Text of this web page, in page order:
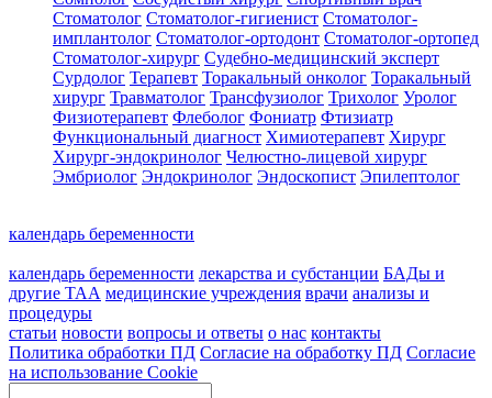
Стоматолог Стоматолог-гигиенист Стоматолог-
имплантолог Стоматолог-ортодонт Стоматолог-ортопед
Стоматолог-хирург Судебно-медицинский эксперт
Сурдолог Терапевт Торакальный онколог Торакальный
хирург Травматолог Трансфузиолог Трихолог Уролог
Физиотерапевт Флеболог Фониатр Фтизиатр
Функциональный диагност Химиотерапевт Хирург
Хирург-эндокринолог Челюстно-лицевой хирург
Эмбриолог Эндокринолог Эндоскопист Эпилептолог
календарь беременности
календарь беременности лекарства и субстанции БАДы и
другие ТАА медицинские учреждения врачи анализы и
процедуры
статьи новости вопросы и ответы о нас контакты
Политика обработки ПД Согласие на обработку ПД Согласие
на использование Cookie